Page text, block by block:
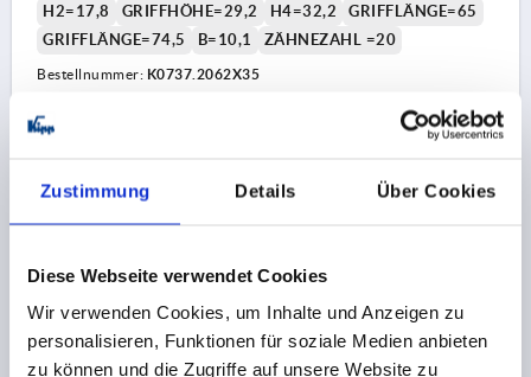
Zustimmung Details Über Cookies
Diese Webseite verwendet Cookies
Wir verwenden Cookies, um Inhalte und Anzeigen zu
personalisieren, Funktionen für soziale Medien anbieten
zu können und die Zugriffe auf unsere Website zu
H2=17,8
GRIFFHÖHE=29,2 H4=32,2
GRIFFLÄNGE=65
GRIFFLÄNGE=74,5
B=10,1 ZÄHNEZAHL =20
Bestellnummer: K0737.2062X35
7,69 CHF